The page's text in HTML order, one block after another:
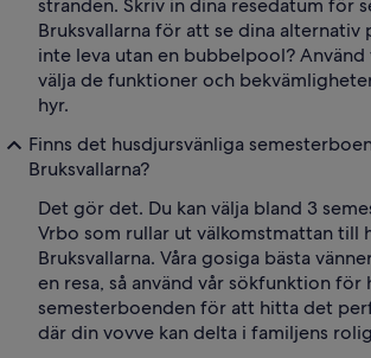
stranden. Skriv in dina resedatum för
Bruksvallarna för att se dina alternativ
inte leva utan en bubbelpool?
välja de funktioner och
hyr.
Finns det husdjursvänliga
Bruksvallarna?
Det gör det. Du kan välja bland 3
Vrbo som rullar ut välkomstmattan till
Bruksvallarna. Våra gosiga bästa
en resa, så använd vår sökfunktion för
semesterboenden för att hitta det
där din vovve kan delta i familjens